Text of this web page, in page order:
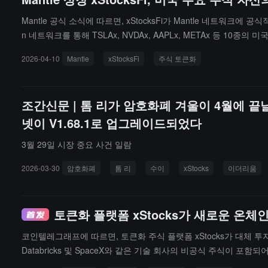
Mantle 공식 소식에 따르면, xStocksFi가 Mantle 네트워크에 공
n 네트워크를 통해 TSLAx, NVDAx, AAPLx, METAx 등 10종의
기능이 출시될 예정입니다.
2026-04-10 Mantle xStocksFi 주식 토큰화
조간신문 | 톰 리가 암호화폐 겨울이 4월에
넷이 V1.68.1로 업그레이드되었다
3월 29일 시장 중요 사건 일람
2026-03-30 암호화폐 톰 리 수이 xStocks 이더리움
토큰화 플랫폼 xStocks가 새로운 온체
코인텔레그래프에 따르면, 토큰화 주식 플랫폼 xStocks가 대체
Databricks 및 SpaceX와 같은 기술 회사의 비공식 주식이 포함